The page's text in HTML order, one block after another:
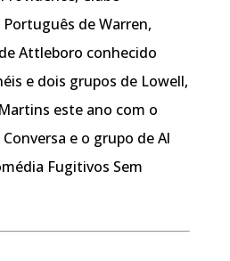
de Warren,
Attleboro conhecido
e dois grupos de Lowell,
este ano com o
e o grupo de Al
Fugitivos Sem